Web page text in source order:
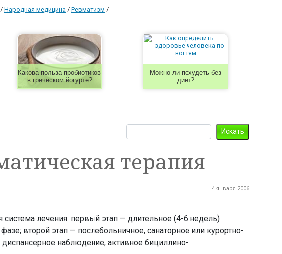
/ Народная медицина / Ревматизм /
Какова польза пробиотиков
в греческом йогурте?
Можно ли похудеть без
диет?
терапия
4 января 2006
система лечения: первый этап — длительное (4-6 недель)
второй этап — послебольничное, санаторное или курортно-
диспансерное наблюдение, активное бициллино-